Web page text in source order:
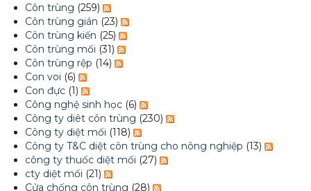
Côn trùng (259)
Côn trùng gián (23)
Côn trùng kiến (25)
Côn trùng mối (31)
Côn trùng rệp (14)
Con voi (6)
Con đực (1)
Công nghệ sinh học (6)
Công ty diêt côn trùng (230)
Công ty diệt mối (118)
Công ty T&C diệt côn trùng cho nông nghiệp (13)
công ty thuốc diệt mối (27)
cty diệt mối (21)
Cửa chống côn trùng (28)